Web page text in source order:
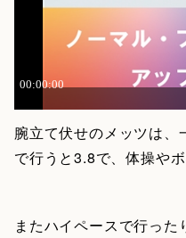
腕立て伏せのメッツは、
で行うと3.8で、体操や
またハイペースで行っ